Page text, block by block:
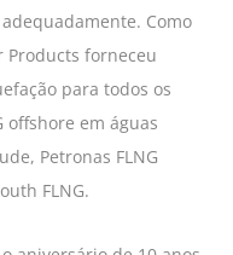
Como
Products forneceu
para todos os
em águas
Petronas FLNG
FLNG.